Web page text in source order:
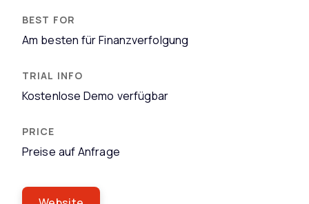
Am besten für Finanzverfolgung
Kostenlose Demo verfügbar
Preise auf Anfrage